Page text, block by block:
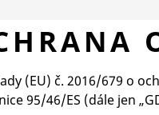
(EU) č. 2016/679 o
95/46/ES (dále jen